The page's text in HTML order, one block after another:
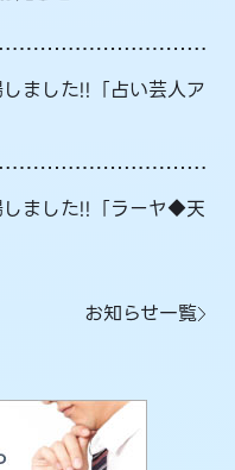
ました!!「占い芸人ア
ました!!「ラーヤ◆天
お知らせ一覧